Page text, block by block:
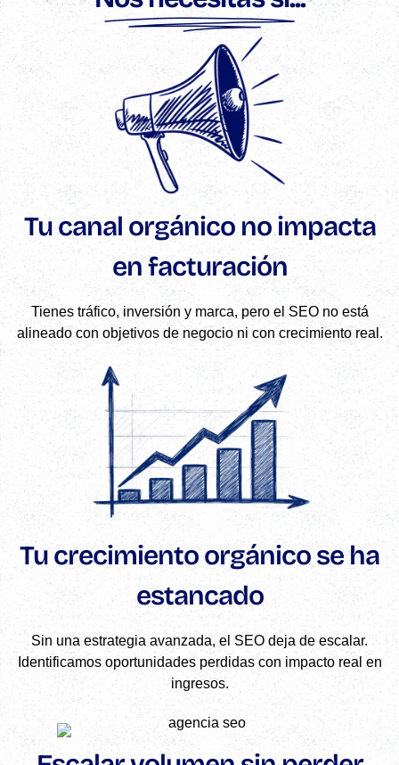
Tu canal orgánico no impacta
en facturación
Tienes tráfico, inversión y marca, pero el SEO no está
alineado con objetivos de negocio ni con crecimiento real.
Tu crecimiento orgánico se ha
estancado
Sin una estrategia avanzada, el SEO deja de escalar.
Identificamos oportunidades perdidas con impacto real en
ingresos.